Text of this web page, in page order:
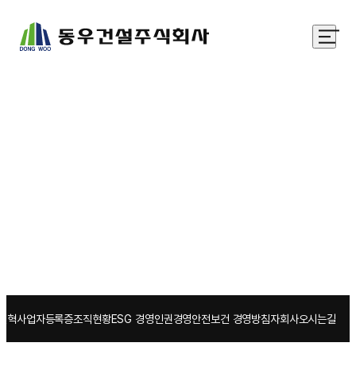
혁사업자등록증조직현황ESG 경영인권경영안전보건 경영방침자회사오시는길